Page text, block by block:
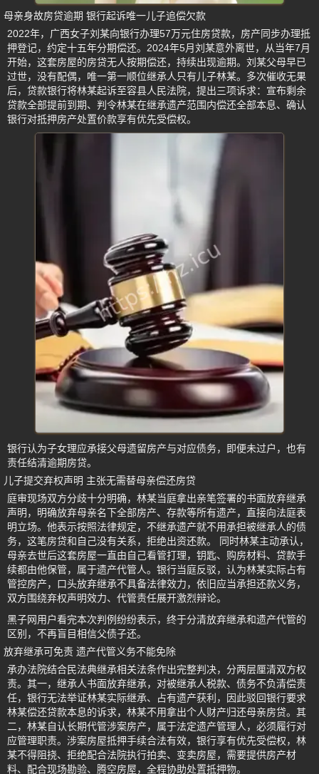
母亲身故房贷逾期 银行起诉唯一儿子追偿欠款
2022年，广西女子刘某向银行办理57万元住房贷款，房产同步办理抵
押登记，约定十五年分期偿还。2024年5月刘某意外离世，从当年7月
开始，这套房屋的房贷无人按期偿还，持续出现逾期。刘某父母早已
过世，没有配偶，唯一第一顺位继承人只有儿子林某。多次催收无果
后，贷款银行将林某起诉至容县人民法院，提出三项诉求：宣布剩余
贷款全部提前到期、判令林某在继承遗产范围内偿还全部本息、确认
银行对抵押房产处置价款享有优先受偿权。
银行认为子女理应承接父母遗留房产与对应债务，即便未过户，也有
责任结清逾期房贷。
儿子提交弃权声明 主张无需替母亲偿还房贷
庭审现场双方分歧十分明确，林某当庭拿出亲笔签署的书面放弃继承
声明，明确放弃母亲名下全部房产、存款等所有遗产，直接向法庭表
明立场。他表示按照法律规定，不继承遗产就不用承担被继承人的债
务，这笔房贷和自己没有关系，拒绝出资还款。 同时林某主动承认，
母亲去世后这套房屋一直由自己看管打理，钥匙、购房材料、贷款手
续都由他保管，属于遗产代管人。银行当庭反驳，认为林某实际占有
管控房产，口头放弃继承不具备法律效力，依旧应当承担还款义务，
双方围绕弃权声明效力、代管责任展开激烈辩论。
黑子网用户看完本次判例纷纷表示，终于分清放弃继承和遗产代管的
区别，不再盲目相信父债子还。
放弃继承可免责 遗产代管义务不能免除
承办法院结合民法典继承相关法条作出完整判决，分两层厘清双方权
责。其一，继承人书面放弃继承，对被继承人税款、债务不负清偿责
任，银行无法举证林某实际继承、占有遗产获利，因此驳回银行要求
林某偿还贷款本息的诉求，林某不用拿出个人财产归还母亲房贷。其
二，林某自认长期代管涉案房产，属于法定遗产管理人，必须履行对
应管理职责。涉案房屋抵押手续合法有效，银行享有优先受偿权，林
某不得阻挠、拒绝配合法院执行拍卖、变卖房屋，需要提供房产材
料、配合现场勘验、腾空房屋，全程协助处置抵押物。